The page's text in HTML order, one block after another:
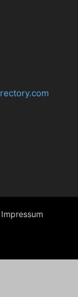
Impressum